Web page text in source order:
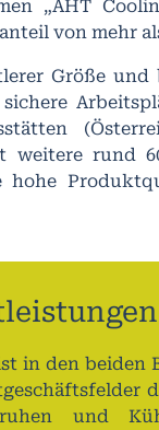
„AHT
von mehr
Größe
weitere rund
hohe
in den
und